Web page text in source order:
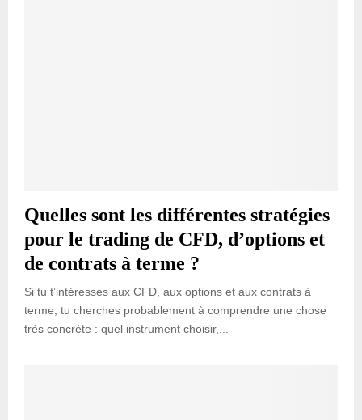
Quelles sont les différentes stratégies
pour le trading de CFD, d’options et
de contrats à terme ?
Si tu t’intéresses aux CFD, aux options et aux contrats à
terme, tu cherches probablement à comprendre une chose
très concrète : quel instrument choisir,...